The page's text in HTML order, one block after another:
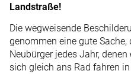
Landstraße!
Die wegweisende
genommen eine gute
Neubürger jedes Jahr,
sich gleich ans Rad fahren